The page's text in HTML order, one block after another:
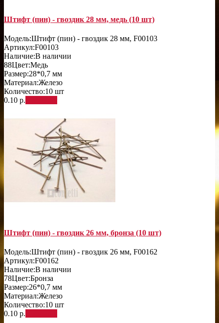
Штифт (пин) - гвоздик 28 мм, медь (10 шт)
Модель:Штифт (пин) - гвоздик 28 мм, F00103
Артикул:F00103
Наличие:В наличии
88Цвет:Медь
Размер:28*0,7 мм
Материал:Железо
Количество:10 шт
0.10 р.
Штифт (пин) - гвоздик 26 мм, бронза (10 шт)
Модель:Штифт (пин) - гвоздик 26 мм, F00162
Артикул:F00162
Наличие:В наличии
78Цвет:Бронза
Размер:26*0,7 мм
Материал:Железо
Количество:10 шт
0.10 р.